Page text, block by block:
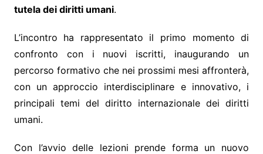
tutela dei diritti umani.
L’incontro ha rappresentato il primo momento di
confronto con i nuovi iscritti, inaugurando un
percorso formativo che nei prossimi mesi affronterà,
con un approccio interdisciplinare e innovativo, i
principali temi del diritto internazionale dei diritti
umani.
Con l’avvio delle lezioni prende forma un nuovo